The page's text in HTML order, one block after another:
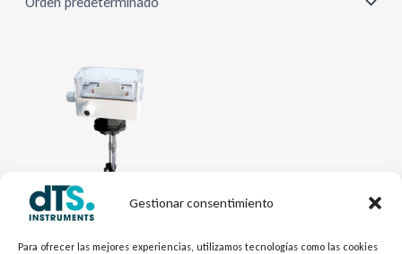
Gestionar consentimiento
Para ofrecer las mejores experiencias, utilizamos tecnologías como las cookies
Electrónica dTSLevel